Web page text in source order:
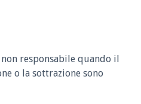
non responsabile quando il
o la sottrazione sono